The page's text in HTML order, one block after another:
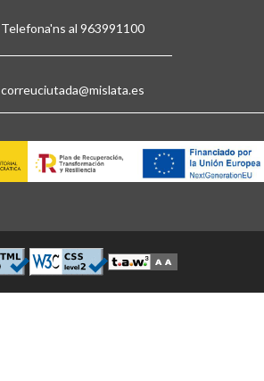
Telefona'ns al 963991100
correuciutada@mislata.es